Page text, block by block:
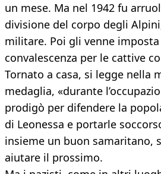
un mese. Ma nel 1942 fu
divisione del corpo degli
militare. Poi gli venne
convalescenza per le cattive
Tornato a casa, si legge nella
medaglia, «durante
prodigò per difendere la
di Leonessa e portarle
insieme un buon samaritano,
aiutare il prossimo.